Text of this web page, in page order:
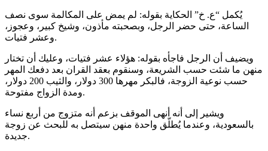
يُكمل “ع. خ” الحكاية بقوله: لم يمض على المكالمة سوى نصف
الساعة، حتى حضر الرجل، وبصحبته مأذون، وشيخ كبير، وعجوز،
وعشر فتيات.
ويضيف أن الرجل فاجأه بقوله: هؤلاء عشر فتيات، وعليك أن تختار
منهن ما شئت حسب الشريعة، وسنقوم بعقد القران بعد دفعك المهر
حسب نوعية الزوجة، فالبكر مهرها 300 دولار، والثيب 200 دولار،
ومدة الزواج مفتوحة.
ويشير إلى أنه أنهى الموقف بزعم أنه متزوج من أربع نساء
بالسعودية، وعندما يُطلّق واحدة منهن سيتصل به للبحث عن زوجة
جديدة.